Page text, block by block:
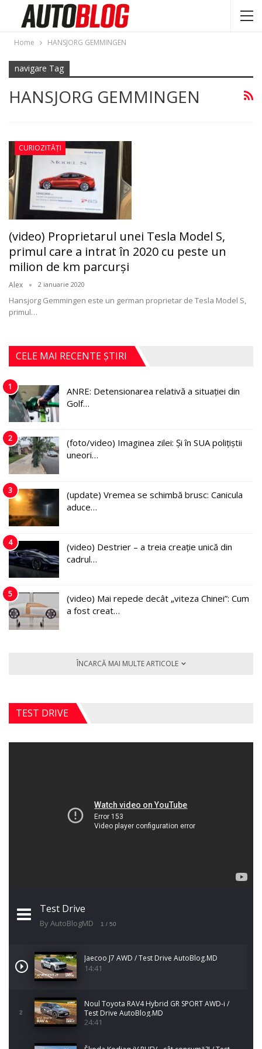
Home HANSJORG GEMMINGEN
navigare Tag
HANSJORG GEMMINGEN
CURIOZITĂȚI
(video) Proprietarul unei Tesla Model S,
primul care a intrat în 2020 cu peste un
milion de km parcurşi
Alex 2 ianuarie 2020
Hansjorg Gemmingen este un german proprietar de Tesla Model S,
primul…
CELE MAI RECENTE ȘTIRI
1
ANRE: Detensionarea relativă a situației din
Golf…
2
(foto/video) Imaginea zilei: Și în SUA polițiștii
uneori…
3
(update) Vremea se schimbă brusc: Canicula
aduce…
4
(video) Destrier – a treia creație unică din
cadrul…
5
(video) Mai repede decât „viteza Chinei”: Cum
a fost creat…
ÎNCARCĂ MAI MULTE ARTICOLE
TEST DRIVE
Test Drive
By AutoBlogMD 1 / 50
Jaecoo J7 AWD / Test Drive AutoBlog.MD
14:41
2
Noul Toyota RAV4 Hybrid GR SPORT AWD-i /
Test Drive AutoBlog.MD
24:41